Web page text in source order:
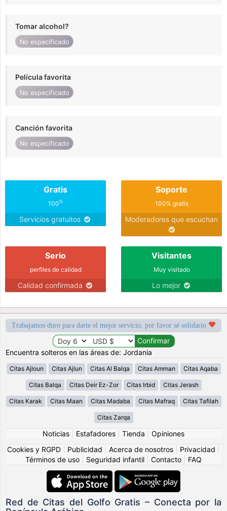
Tomar alcohol?
No especificado
Película favorita
No especificado
Canción favorita
No especificado
Gratis
100%
Servicios gratuitos
Soporte
100% gratis
Moderadores que escuchan
Serio
perfiles de calidad
Calidad confirmada
Visitantes
Muy visitado
Lo mejor
Trabajamos duro para darte el mejor servicio, por favor sé solidario
Encuentra solteros en las áreas de: Jordania
Citas Ajloun Citas Ajlun Citas Al Balqa Citas Amman Citas Aqaba
Citas Balqa Citas Deir Ez-Zor Citas Irbid Citas Jerash
Citas Karak Citas Maan Citas Madaba Citas Mafraq Citas Tafilah
Citas Zarqa
Noticias Estafadores Tienda
Opiniones
Cookies y RGPD
Publicidad Acerca de nosotros Privacidad
Términos de uso
Seguridad infantil Contacto FAQ
Red de Citas del Golfo Gratis – Conecta por la